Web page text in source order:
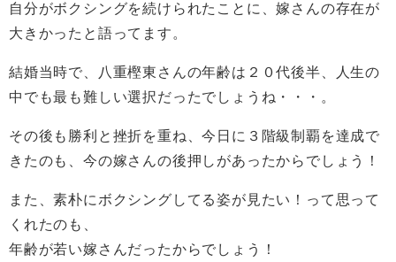
自分がボクシングを続けられたことに、嫁さんの存在が
大きかったと語ってます。
結婚当時で、八重樫東さんの年齢は２０代後半、人生の
中でも最も難しい選択だったでしょうね・・・。
その後も勝利と挫折を重ね、今日に３階級制覇を達成で
きたのも、今の嫁さんの後押しがあったからでしょう！
また、素朴にボクシングしてる姿が見たい！って思って
くれたのも、
年齢が若い嫁さんだったからでしょう！